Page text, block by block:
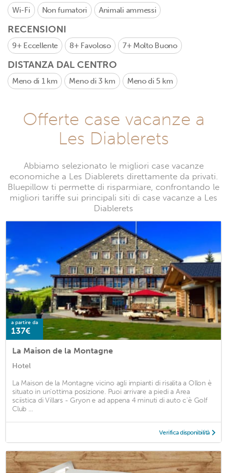
Wi-Fi Non fumatori Animali ammessi
RECENSIONI
9+ Eccellente 8+ Favoloso 7+ Molto Buono
DISTANZA DAL CENTRO
Meno di 1 km Meno di 3 km Meno di 5 km
Offerte case vacanze a
Les Diablerets
Abbiamo selezionato le migliori case vacanze
economiche a Les Diablerets direttamente da privati.
Bluepillow ti permette di risparmiare, confrontando le
migliori tariffe sui principali siti di case vacanze a Les
Diablerets
a partire da
137€
La Maison de la Montagne
Hotel
La Maison de la Montagne vicino agli impianti di risalita a Ollon è
situato in un'ottima posizione. Puoi arrivare a piedi a Area
sciistica di Villars - Gryon e ad appena 4 minuti di auto c'è Golf
Club ...
Verifica disponibilità